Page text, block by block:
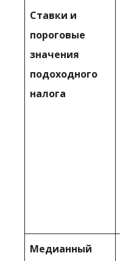
Ставки и
пороговые
значения
подоходного
налога
Медианный